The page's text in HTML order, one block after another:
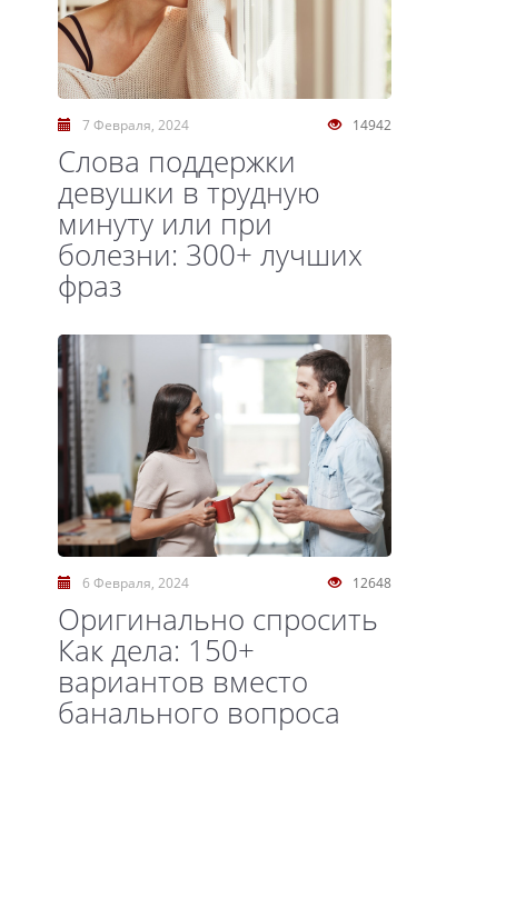
14942
7 Февраля, 2024
Слова поддержки
девушки в трудную
минуту или при
болезни: 300+ лучших
фраз
12648
6 Февраля, 2024
Оригинально спросить
Как дела: 150+
вариантов вместо
банального вопроса